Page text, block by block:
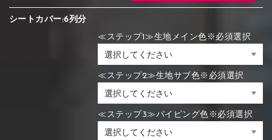
シートカバー:6列分
≪ステップ1≫生地メイン色※必須選択
≪ステップ2≫生地サブ色※必須選択
≪ステップ3≫パイピング色※必須選択